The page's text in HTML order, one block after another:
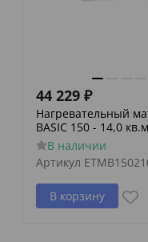
44 229 ₽
Нагревательный
BASIC 150 - 14,0
В наличии
Артикул
В корзину